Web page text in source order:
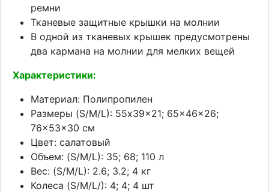
ремни
Тканевые защитные крышки на молнии
В одной из тканевых крышек предусмотрены
два кармана на молнии для мелких вещей
Характеристики:
Материал: Полипропилен
Размеры (S/M/L): 55x39x21; 65x46x26;
76x53x30 см
Цвет: салатовый
Объем: (S/M/L): 35; 68; 110 л
Вес: (S/M/L): 2.6; 3.2; 4 кг
Колеса (S/M/L/): 4; 4; 4 шт